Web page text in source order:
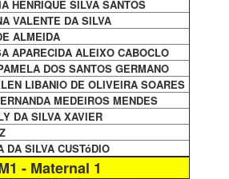
HENRIQUE SILVA SANTOS
VALENTE DA SILVA
ALMEIDA
APARECIDA ALEIXO CABOCLO
DOS SANTOS GERMANO
LIBANIO DE OLIVEIRA SOARES
MEDEIROS MENDES
DA SILVA XAVIER
DA SILVA CUSTóDIO
- Maternal 1